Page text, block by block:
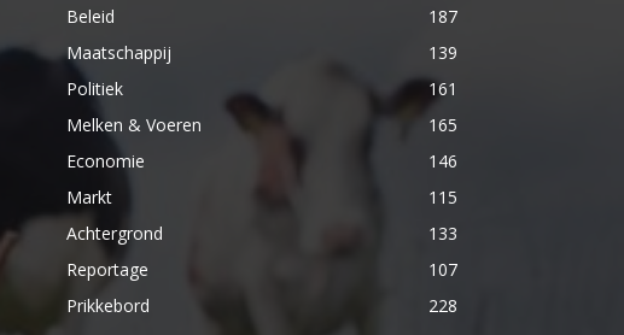
Beleid
187
Maatschappij
139
Politiek
161
Melken & Voeren
165
Economie
146
Markt
115
Achtergrond
133
Reportage
107
Prikkebord
228